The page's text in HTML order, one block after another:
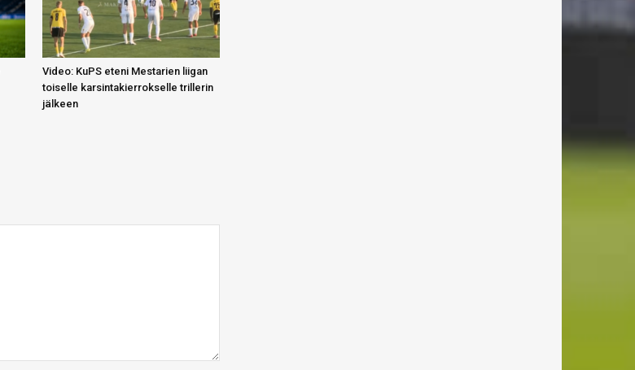
Video: KuPS eteni Mestarien liigan
toiselle karsintakierrokselle trillerin
jälkeen